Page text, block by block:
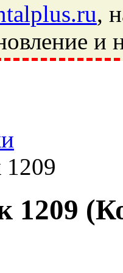
,
и
метизы, техника,
1209